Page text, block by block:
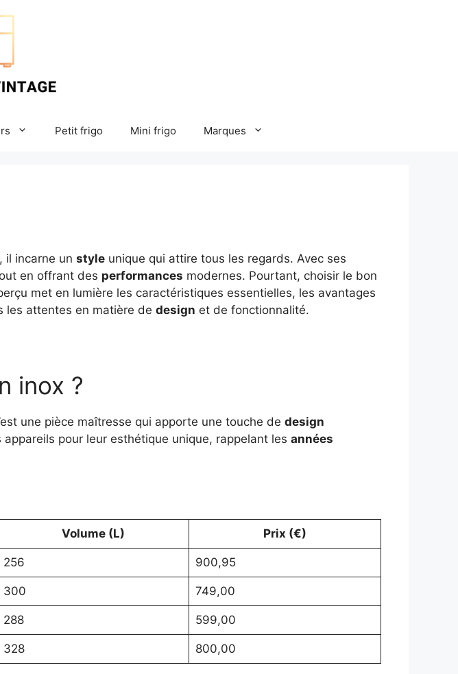
Petit frigo Mini frigo Marques
il incarne un style unique qui attire tous les regards. Avec ses
en offrant des performances modernes. Pourtant, choisir le bon
met en lumière les caractéristiques essentielles, les avantages
les attentes en matière de design et de fonctionnalité.
inox ?
une pièce maîtresse qui apporte une touche de design
pour leur esthétique unique, rappelant les années
Volume (L) Prix (€)
256 900,95
300 749,00
288 599,00
328 800,00